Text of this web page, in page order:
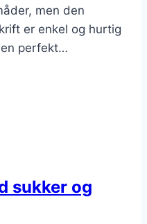
men den
er enkel og hurtig
perfekt…
sukker og